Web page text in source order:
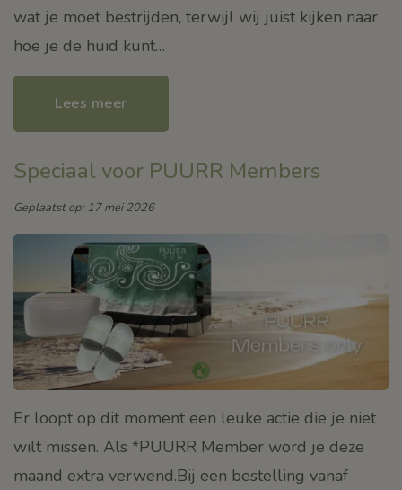
wat je moet bestrijden, terwijl wij juist kijken naar
hoe je de huid kunt…
Lees meer
Speciaal voor PUURR Members
Geplaatst op: 17 mei 2026
Er loopt op dit moment een leuke actie die je niet
wilt missen. Als *PUURR Member word je deze
maand extra verwend.Bij een bestelling vanaf